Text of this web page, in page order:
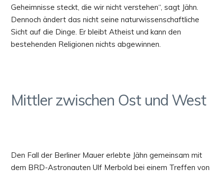
Geheimnisse steckt, die wir nicht verstehen“, sagt Jähn.
Dennoch ändert das nicht seine naturwissenschaftliche
Sicht auf die Dinge. Er bleibt Atheist und kann den
bestehenden Religionen nichts abgewinnen.
Mittler zwischen Ost und West
Den Fall der Berliner Mauer erlebte Jähn gemeinsam mit
dem BRD-Astronauten Ulf Merbold bei einem Treffen von